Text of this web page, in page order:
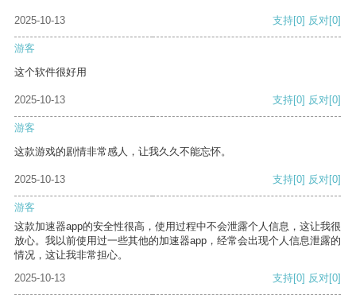
2025-10-13 支持[0] 反对[0]
游客
这个软件很好用
2025-10-13 支持[0] 反对[0]
游客
这款游戏的剧情非常感人，让我久久不能忘怀。
2025-10-13 支持[0] 反对[0]
游客
这款加速器app的安全性很高，使用过程中不会泄露个人信息，这让我很
放心。我以前使用过一些其他的加速器app，经常会出现个人信息泄露的
情况，这让我非常担心。
2025-10-13
支持[0] 反对[0]